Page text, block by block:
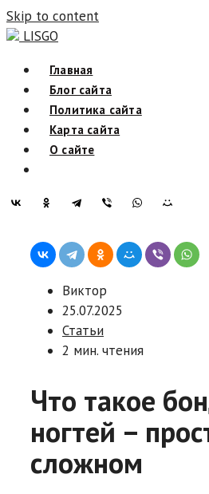
Skip to content
LISGO
Главная
Блог сайта
Политика сайта
Карта сайта
О сайте
Виктор
25.07.2025
Статьи
2 мин. чтения
Что такое
ногтей –
сложном